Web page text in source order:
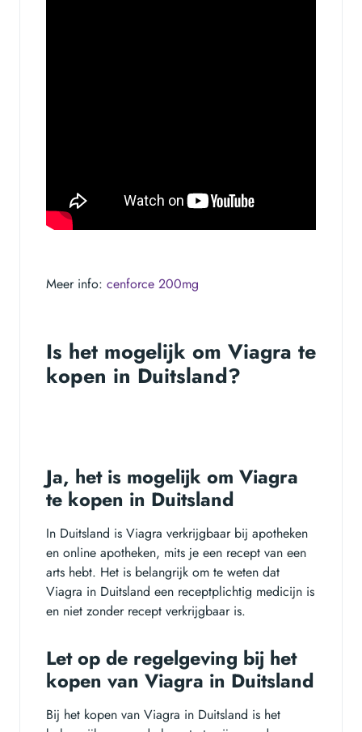
Meer info: cenforce 200mg
Is het mogelijk om Viagra te
kopen in Duitsland?
Ja, het is mogelijk om Viagra
te kopen in Duitsland
In Duitsland is Viagra verkrijgbaar bij apotheken
en online apotheken, mits je een recept van een
arts hebt. Het is belangrijk om te weten dat
Viagra in Duitsland een receptplichtig medicijn is
en niet zonder recept verkrijgbaar is.
Let op de regelgeving bij het
kopen van Viagra in Duitsland
Bij het kopen van Viagra in Duitsland is het